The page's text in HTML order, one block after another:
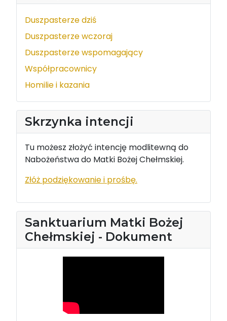
Duszpasterze dziś
Duszpasterze wczoraj
Duszpasterze wspomagający
Współpracownicy
Homilie i kazania
Skrzynka intencji
Tu możesz złożyć intencję modlitewną do
Nabożeństwa do Matki Bożej Chełmskiej.
Złóż podziękowanie i prośbę.
Sanktuarium Matki Bożej
Chełmskiej - Dokument